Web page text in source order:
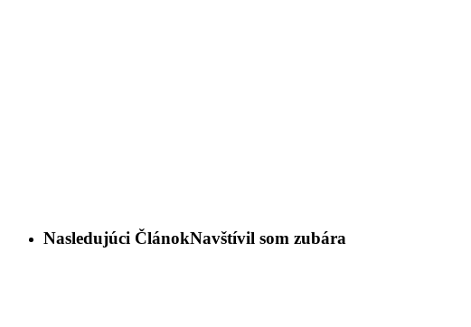
Nasledujúci ČlánokNavštívil som zubára